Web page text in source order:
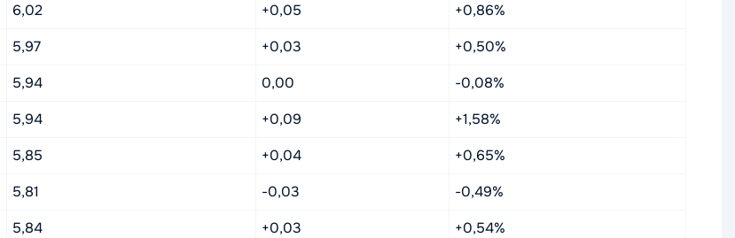
6,02 +0,05
+0,86%
5,97 +0,03
+0,50%
5,94 0,00
-0,08%
5,94 +0,09
+1,58%
5,85 +0,04
+0,65%
5,81 -0,03
-0,49%
5,84 +0,03 +0,54%